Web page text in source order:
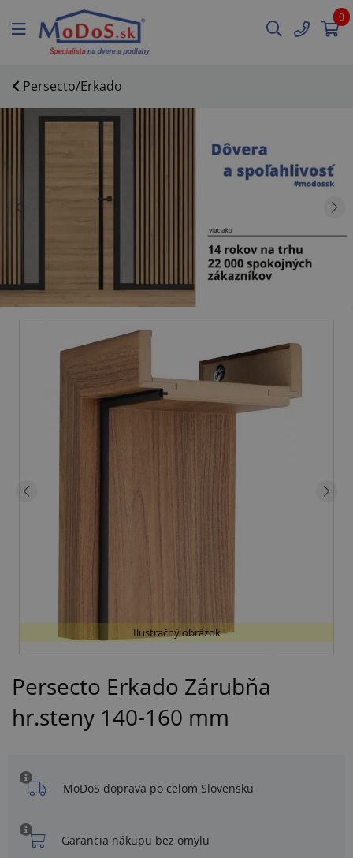
0
Persecto/Erkado
Ilustračný obrázok
Persecto Erkado Zárubňa
hr.steny 140-160 mm
MoDoS doprava po celom Slovensku
Garancia nákupu bez omylu